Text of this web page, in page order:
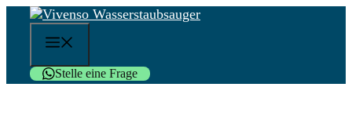
Zum
springen
Stelle eine Frage